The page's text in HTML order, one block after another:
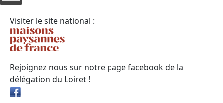
Visiter le site national :
Rejoignez nous sur notre page facebook de la
délégation du Loiret !